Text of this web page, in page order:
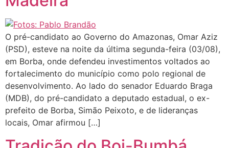
O pré-candidato ao Governo do Amazonas, Omar Aziz
(PSD), esteve na noite da última segunda-feira (03/08),
em Borba, onde defendeu investimentos voltados ao
fortalecimento do município como polo regional de
desenvolvimento. Ao lado do senador Eduardo Braga
(MDB), do pré-candidato a deputado estadual, o ex-
prefeito de Borba, Simão Peixoto, e de lideranças
locais, Omar afirmou […]